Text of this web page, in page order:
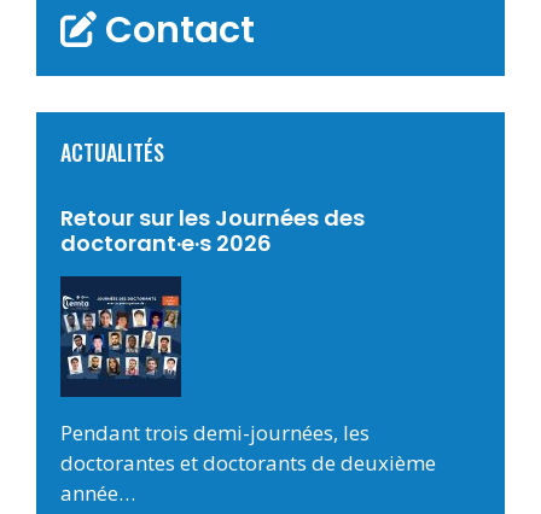
Contact
ACTUALITÉS
Retour sur les Journées des
doctorant·e·s 2026
Pendant trois demi-journées, les
doctorantes et doctorants de deuxième
année…